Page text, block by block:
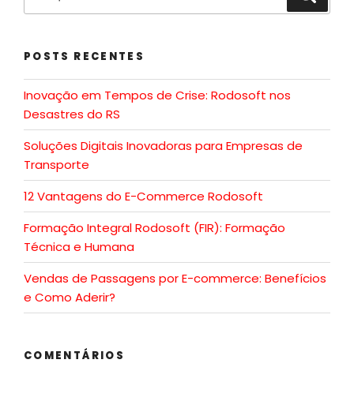
POSTS RECENTES
Inovação em Tempos de Crise: Rodosoft nos
Desastres do RS
Soluções Digitais Inovadoras para Empresas de
Transporte
12 Vantagens do E-Commerce Rodosoft
Formação Integral Rodosoft (FIR): Formação
Técnica e Humana
Vendas de Passagens por E-commerce: Benefícios
e Como Aderir?
COMENTÁRIOS